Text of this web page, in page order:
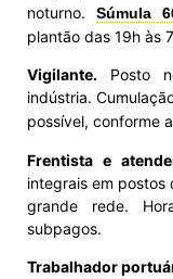
noturno. Súmula
plantão das 19h às
Vigilante. Posto
indústria.
possível, conforme
Frentista e
integrais em postos
grande rede.
subpagos.
Trabalhador